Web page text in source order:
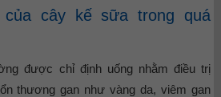
của cây kế sữa trong quá
được chỉ định uống nhằm điều trị
thương gan như vàng da, viêm gan